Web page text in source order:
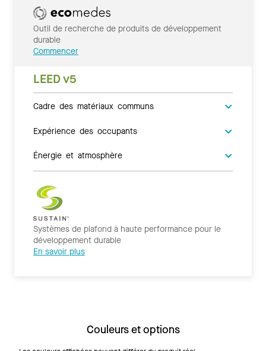
Outil de recherche de produits de développement
durable
Commencer
LEED v5
Cadre des matériaux communs
Expérience des occupants
Énergie et atmosphère
Systèmes de plafond à haute performance pour le
développement durable
En savoir plus
Couleurs et options